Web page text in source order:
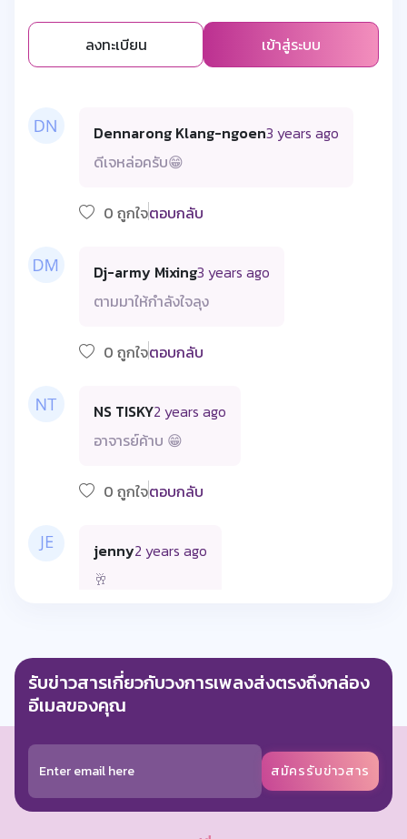
ลงทะเบียน เข้าสู่ระบบ
Dennarong Klang-ngoen3 years ago
ดีเจหล่อครับ😁
0 ถูกใจตอบกลับ
Dj-army Mixing3 years ago
ตามมาให้กำลังใจลุง
0 ถูกใจตอบกลับ
NS TISKY2 years ago
อาจารย์ค้าบ 😁
0 ถูกใจตอบกลับ
jenny2 years ago
🥂
Kitti Satman7 months ago
Fc.พี่ขาม
0 ถูกใจ
รับข่าวสารเกี่ยวกับวงการเพลงส่งตรงถึงกล่อง
อีเมลของคุณ
สมัครรับข่าวสาร